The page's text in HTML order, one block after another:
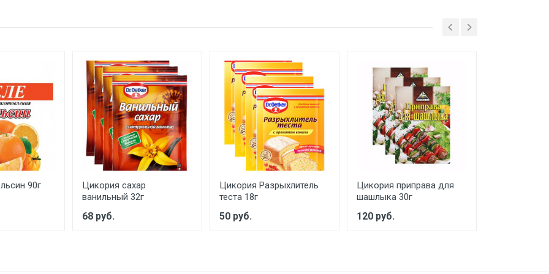
90г
Цикория сахар
ванильный 32г
68 руб.
Цикория Разрыхлитель
теста 18г
50 руб.
Цикория приправа для
шашлыка 30г
120 руб.